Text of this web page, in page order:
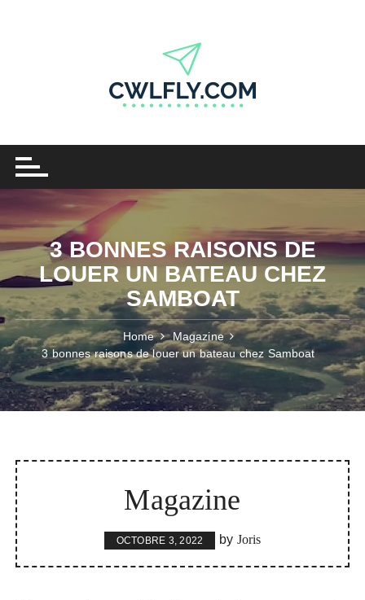
3 BONNES RAISONS DE
LOUER UN BATEAU CHEZ
SAMBOAT
Home
Magazine
3 bonnes raisons de louer un bateau chez Samboat
Magazine
OCTOBRE 3, 2022 by Joris